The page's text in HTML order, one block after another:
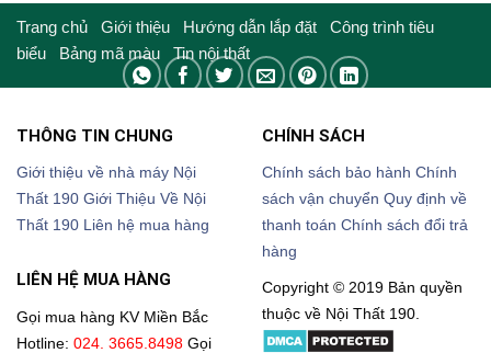
Trang chủ Giới thiệu Hướng dẫn lắp đặt Công trình tiêu
biểu
Bảng mã màu Tin nội thất
THÔNG TIN CHUNG
Giới thiệu về nhà máy Nội
Thất 190 Giới Thiệu Về Nội
Thất 190 Liên hệ mua hàng
CHÍNH SÁCH
Chính sách bảo hành Chính
sách vận chuyển Quy định về
thanh toán Chính sách đổi trả
hàng
LIÊN HỆ MUA HÀNG
Gọi mua hàng KV Miền Bắc
Hotline: 024. 3665.8498 Gọi
Copyright © 2019 Bản quyền
thuộc về Nội Thất 190.